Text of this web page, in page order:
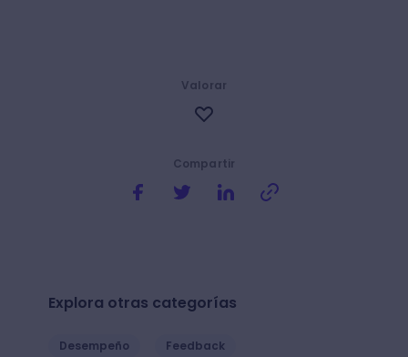
Compartir
Valorar
Explora otras categorías
Desempeño Feedback